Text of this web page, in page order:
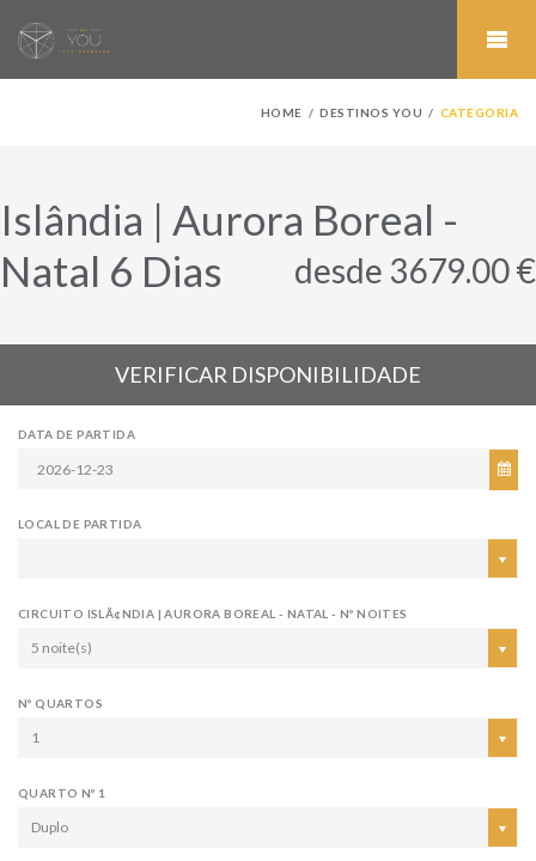
HOME DESTINOS YOU CATEGORIA
Islândia | Aurora Boreal -
Natal 6 Dias
desde 3679.00 €
VERIFICAR DISPONIBILIDADE
DATA DE PARTIDA
LOCAL DE PARTIDA
CIRCUITO ISLÃ¢NDIA | AURORA BOREAL - NATAL - Nº NOITES
5 noite(s)
Nº QUARTOS
1
QUARTO Nº 1
Duplo